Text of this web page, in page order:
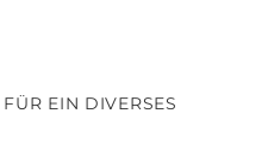
EIN DIVERSES